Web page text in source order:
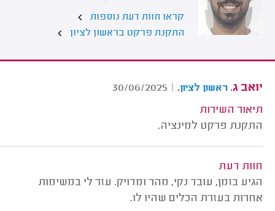
קראו חוות דעת נוספות
התקנת פרקט בראשון לציון
יואב ג. ראשון לציון.
|
30/06/2025
תיאור השירות
התקנת פרקט למינציה.
חוות דעת
הגיע בזמן, עובד נקי, מהר ומדויק. עזר לי במשימות
אחרות בעזרת הכלים שהיו לו.